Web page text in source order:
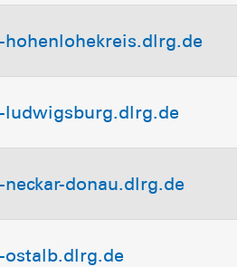
hohenlohekreis.dlrg.de
ludwigsburg.dlrg.de
donau.dlrg.de
ostalb.dlrg.de